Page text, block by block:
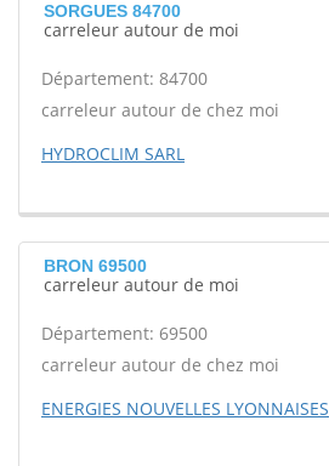
SORGUES 84700
carreleur autour de moi
Département: 84700
carreleur autour de chez moi
HYDROCLIM SARL
BRON 69500
carreleur autour de moi
Département: 69500
carreleur autour de chez moi
ENERGIES NOUVELLES LYONNAISES